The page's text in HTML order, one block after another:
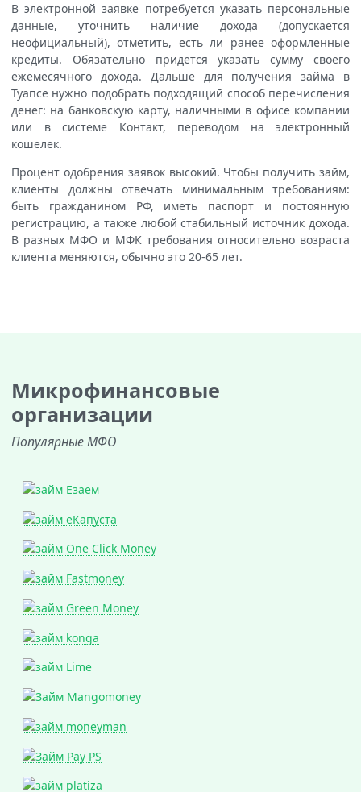
В электронной заявке потребуется указать персональные
данные, уточнить наличие дохода (допускается
неофициальный), отметить, есть ли ранее оформленные
кредиты. Обязательно придется указать сумму своего
ежемесячного дохода. Дальше для получения займа в
Туапсе нужно подобрать подходящий способ перечисления
денег: на банковскую карту, наличными в офисе компании
или в системе Контакт, переводом на электронный
кошелек.
Процент одобрения заявок высокий. Чтобы получить займ,
клиенты должны отвечать минимальным требованиям:
быть гражданином РФ, иметь паспорт и постоянную
регистрацию, а также любой стабильный источник дохода.
В разных МФО и МФК требования относительно возраста
клиента меняются, обычно это 20-65 лет.
Микрофинансовые
организации
Популярные МФО